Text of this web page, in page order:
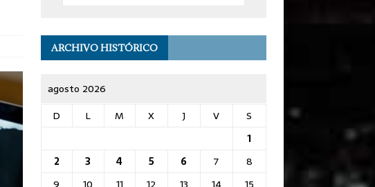
ARCHIVO HISTÓRICO
agosto 2026
D
L M X J V
S
1
2
3 4 5 6 7
8
9
10 11 12 13 14
15